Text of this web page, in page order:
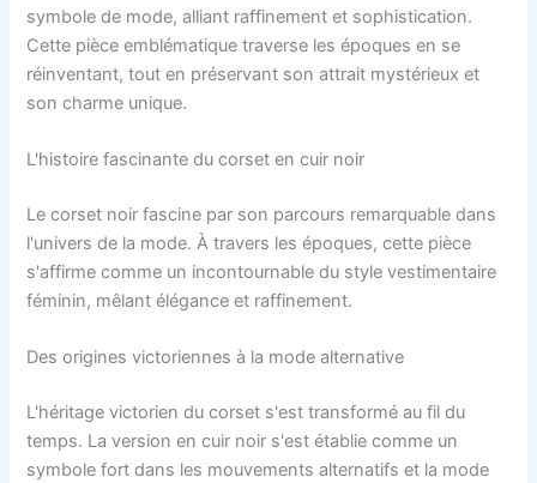
symbole de mode, alliant raffinement et sophistication.
Cette pièce emblématique traverse les époques en se
réinventant, tout en préservant son attrait mystérieux et
son charme unique.
L'histoire fascinante du corset en cuir noir
Le corset noir fascine par son parcours remarquable dans
l'univers de la mode. À travers les époques, cette pièce
s'affirme comme un incontournable du style vestimentaire
féminin, mêlant élégance et raffinement.
Des origines victoriennes à la mode alternative
L'héritage victorien du corset s'est transformé au fil du
temps. La version en cuir noir s'est établie comme un
symbole fort dans les mouvements alternatifs et la mode